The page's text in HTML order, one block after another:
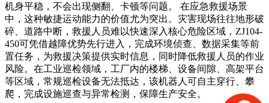
机身平稳，不会出现侧翻、卡顿等问题。 在应急救援场景
中，这种敏捷运动能力的价值尤为突出。灾害现场往往地形破
碎、道路中断，救援人员难以快速深入核心危险区域，ZJ104-
450可凭借越障优势先行进入，完成环境侦查、数据采集等前
置任务，为救援决策提供实时信息，同时降低救援人员的作业
风险。在工业巡检领域，工厂内的楼梯、设备间隙、高架平台
等区域，常规巡检设备无法抵达，该机器人可自主穿行、攀
爬，完成设施巡查与异常检测，保障生产安全。